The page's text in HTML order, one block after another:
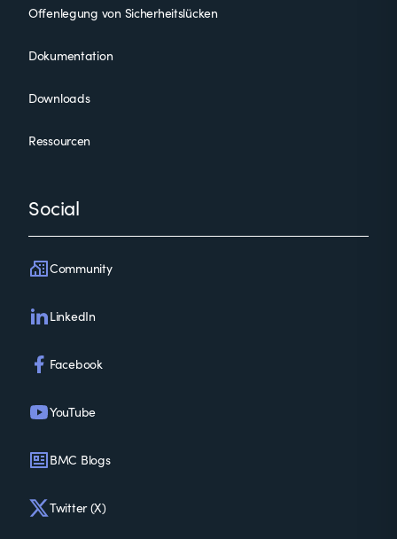
Offenlegung von Sicherheitslücken
Dokumentation
Downloads
Ressourcen
Social
Community
LinkedIn
Facebook
YouTube
BMC Blogs
Twitter (X)